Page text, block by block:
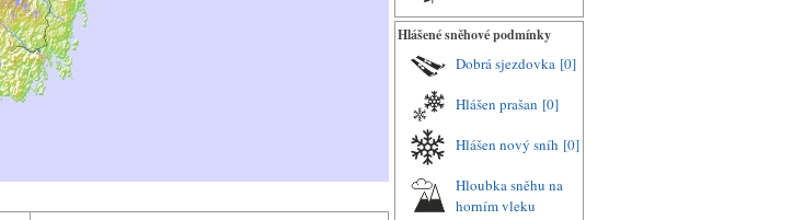
Hlášené sněhové podmínky
Dobrá sjezdovka [0]
Hlášen prašan [0]
Hlášen nový sníh [0]
Hloubka sněhu na
horním vleku